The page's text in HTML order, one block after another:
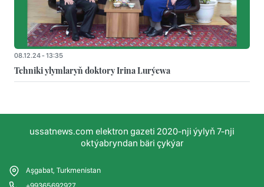
08.12.24 - 13:35
Tehniki ylymlaryň doktory Irina Lurýewa
ussatnews.com elektron gazeti 2020-nji ýylyň 7-nji
oktýabryndan bäri çykýar
Aşgabat, Turkmenistan